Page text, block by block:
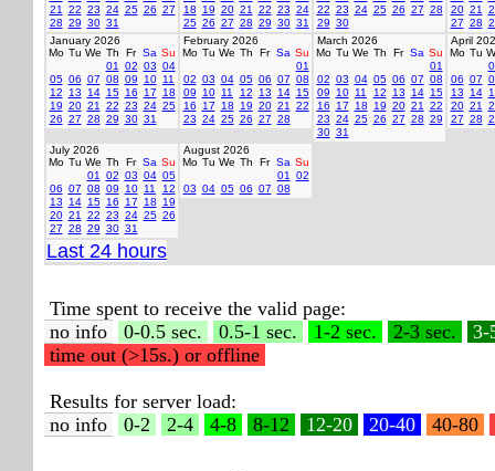
21
22 23 24 25 26 27
28 29 30 31
18
19 20 21 22 23 24
25 26 27 28 29 30 31
22 23 24 25 26 27 28
29 30
20 21
27 28
January 2026
Mo Tu We Th Fr Sa Su
01
02 03 04
05 06 07 08 09 10 11
12
13 14 15 16 17
18
19 20 21 22 23 24 25
26 27 28 29 30 31
February 2026
Mo Tu We Th Fr Sa Su
01
02 03 04 05 06 07 08
09
10 11 12 13 14 15
16
17 18 19 20 21
22
23 24 25 26 27 28
March 2026
Mo Tu We Th Fr Sa Su
01
02 03 04 05 06 07 08
09
10 11 12 13 14 15
16
17 18 19 20 21
22
23 24 25 26 27 28 29
30 31
April
Mo Tu
06 07
13
14
20 21
27 28
July 2026
Mo Tu We Th Fr Sa Su
01
02 03 04 05
06 07 08 09 10 11
12
13
14 15 16 17 18
19
20 21 22 23 24 25 26
27 28 29 30 31
August 2026
Mo Tu We Th Fr Sa Su
01
02
03 04 05 06 07 08
Last 24 hours
Time spent to receive the valid page:
no info
0-0.5 sec. 0.5-1 sec. 1-2 sec. 2-3 sec.
3-
time out (>15s.) or offline
Results for server load:
no info
0-2 2-4 4-8 8-12 12-20 20-40 40-80